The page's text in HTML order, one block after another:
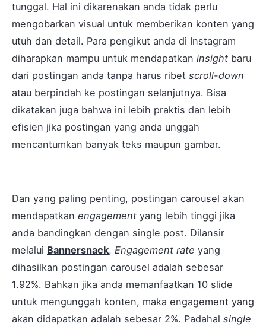
tunggal. Hal ini dikarenakan anda tidak perlu
mengobarkan visual untuk memberikan konten yang
utuh dan detail. Para pengikut anda di Instagram
diharapkan mampu untuk mendapatkan insight baru
dari postingan anda tanpa harus ribet scroll-down
atau berpindah ke postingan selanjutnya. Bisa
dikatakan juga bahwa ini lebih praktis dan lebih
efisien jika postingan yang anda unggah
mencantumkan banyak teks maupun gambar.
Dan yang paling penting, postingan carousel akan
mendapatkan engagement yang lebih tinggi jika
anda bandingkan dengan single post. Dilansir
melalui Bannersnack, Engagement rate yang
dihasilkan postingan carousel adalah sebesar
1.92%. Bahkan jika anda memanfaatkan 10 slide
untuk mengunggah konten, maka engagement yang
akan didapatkan adalah sebesar 2%. Padahal single